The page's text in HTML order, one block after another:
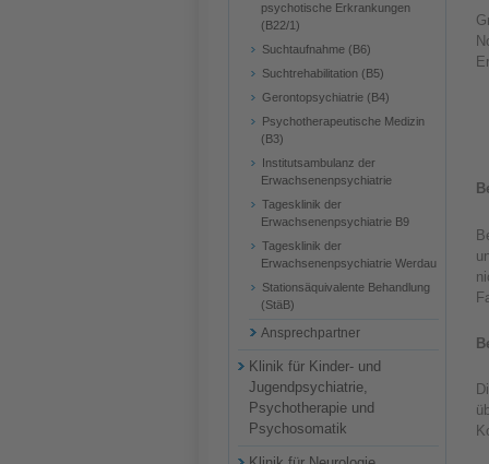
psychotische Erkrankungen
(B22/1)
Suchtaufnahme (B6)
Suchtrehabilitation (B5)
Gerontopsychiatrie (B4)
Psychotherapeutische Medizin
(B3)
Institutsambulanz der
Erwachsenenpsychiatrie
Tagesklinik der
Erwachsenenpsychiatrie B9
Tagesklinik der
Erwachsenenpsychiatrie Werdau
Stationsäquivalente Behandlung
(StäB)
Ansprechpartner
Klinik für Kinder- und
Jugendpsychiatrie,
Psychotherapie und
Psychosomatik